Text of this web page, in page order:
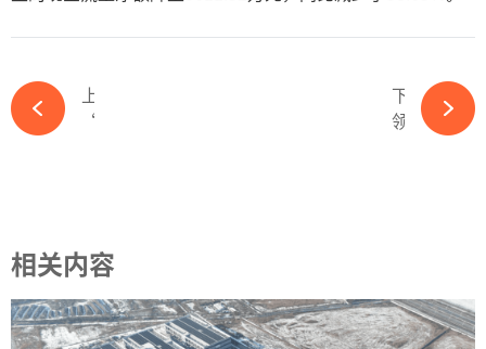
下一篇
领袖对话：光伏如何自律？-必赢体育官网网站
相关内容